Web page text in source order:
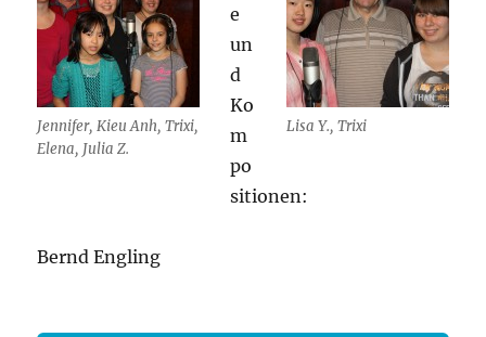
Jennifer, Kieu Anh, Trixi,
Elena, Julia Z.
Lisa Y., Trixi
e
un
d
Ko
m
po
sitionen:
Bernd Engling